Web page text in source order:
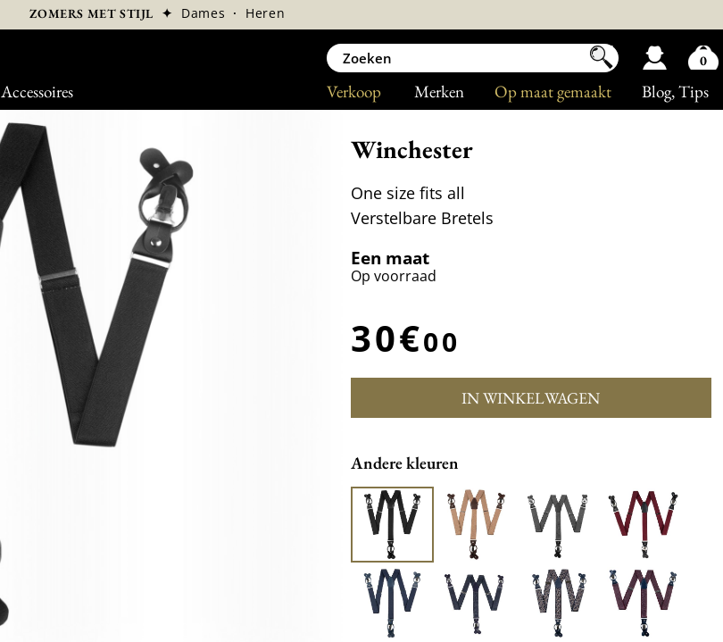
Accessoires Blog, Tips
Op maat gemaakt
Merken
Verkoop
ZOMERS MET STIJL ✦ Dames · Heren
Winchester
One size fits all
Verstelbare Bretels
Een maat
Op voorraad
30€00
IN WINKELWAGEN
Andere kleuren
0